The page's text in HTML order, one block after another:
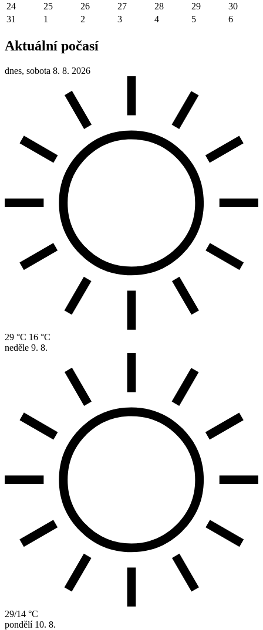
24
25 26 27 28 29
30
31
1 2 3 4 5 6
Aktuální počasí
dnes, sobota 8. 8. 2026
29 °C 16 °C
neděle 9. 8.
29/14 °C
pondělí 10. 8.